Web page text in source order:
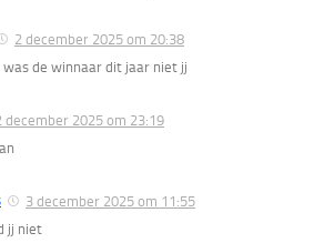
2 december 2025 om 20:38
was de winnaar dit jaar niet jj
december 2025 om 23:19
3 december 2025 om 11:55
jj niet